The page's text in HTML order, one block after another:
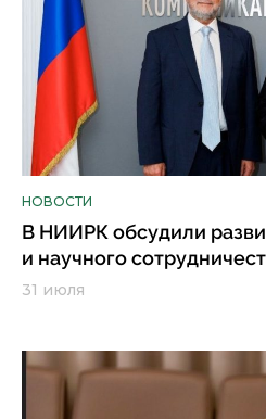
НОВОСТИ
В НИИРК обсудили
и научного
31 июля